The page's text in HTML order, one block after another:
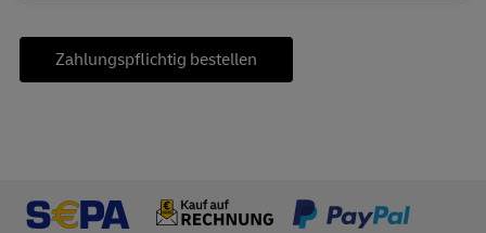
Zahlungspflichtig bestellen